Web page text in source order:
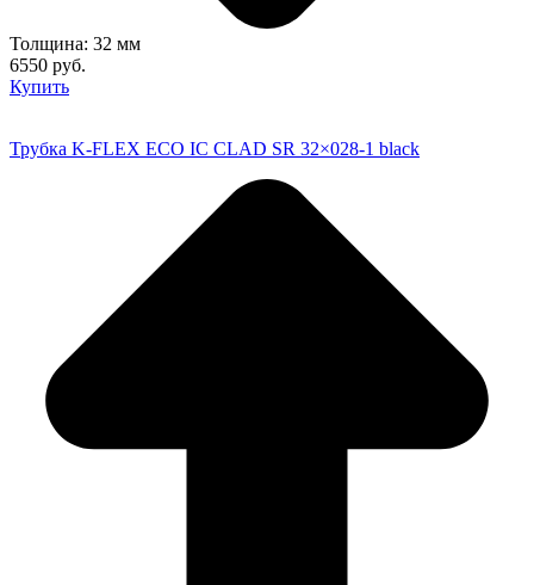
Толщина: 32 мм
6550 руб.
Купить
Трубка K-FLEX ECO IC CLAD SR 32×028-1 black